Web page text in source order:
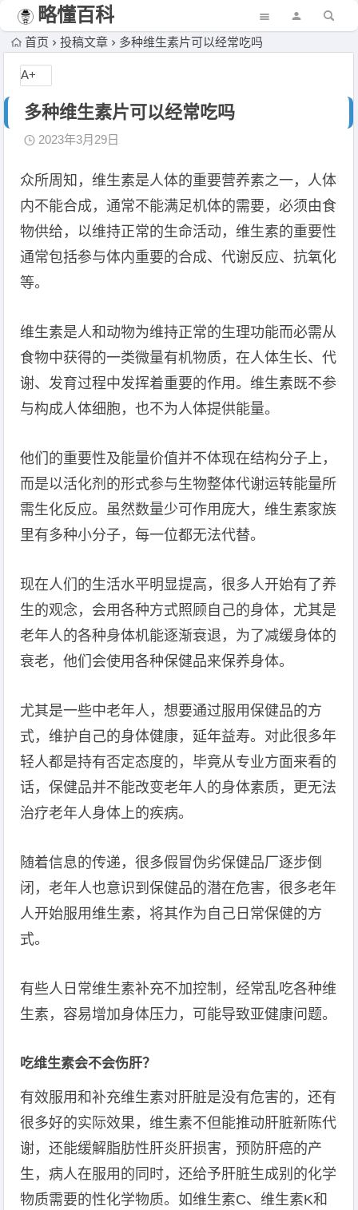
略懂百科
首页 投稿文章 多种维生素片可以经常吃吗
多种维生素片可以经常吃吗
2023年3月29日
众所周知，维生素是人体的重要营养素之一，人体
内不能合成，通常不能满足机体的需要，必须由食
物供给，以维持正常的生命活动，维生素的重要性
通常包括参与体内重要的合成、代谢反应、抗氧化
等。
维生素是人和动物为维持正常的生理功能而必需从
食物中获得的一类微量有机物质，在人体生长、代
谢、发育过程中发挥着重要的作用。维生素既不参
与构成人体细胞，也不为人体提供能量。
他们的重要性及能量价值并不体现在结构分子上，
而是以活化剂的形式参与生物整体代谢运转能量所
需生化反应。虽然数量少可作用庞大，维生素家族
里有多种小分子，每一位都无法代替。
现在人们的生活水平明显提高，很多人开始有了养
生的观念，会用各种方式照顾自己的身体，尤其是
老年人的各种身体机能逐渐衰退，为了减缓身体的
衰老，他们会使用各种保健品来保养身体。
尤其是一些中老年人，想要通过服用保健品的方
式，维护自己的身体健康，延年益寿。对此很多年
轻人都是持有否定态度的，毕竟从专业方面来看的
话，保健品并不能改变老年人的身体素质，更无法
治疗老年人身体上的疾病。
随着信息的传递，很多假冒伪劣保健品厂逐步倒
闭，老年人也意识到保健品的潜在危害，很多老年
人开始服用维生素，将其作为自己日常保健的方
式。
有些人日常维生素补充不加控制，经常乱吃各种维
生素，容易增加身体压力，可能导致亚健康问题。
吃维生素会不会伤肝？
有效服用和补充维生素对肝脏是没有危害的，还有
很多好的实际效果，维生素不但能推动肝脏新陈代
谢，还能缓解脂肪性肝炎肝损害，预防肝癌的产
生，病人在服用的同时，还给予肝脏生成别的化学
物质需要的性化学物质。如维生素C、维生素K和
A+